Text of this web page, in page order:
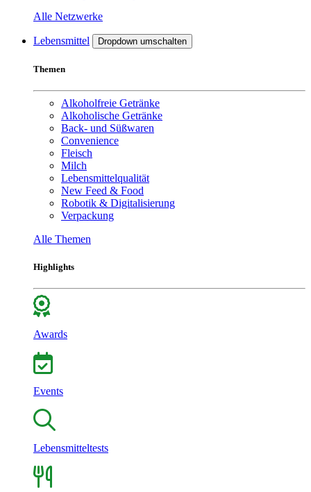
Alle Netzwerke
Lebensmittel Dropdown umschalten
Themen
Alkoholfreie Getränke
Alkoholische Getränke
Back- und Süßwaren
Convenience
Fleisch
Milch
Lebensmittelqualität
New Feed & Food
Robotik & Digitalisierung
Verpackung
Alle Themen
Highlights
Awards
Events
Lebensmitteltests